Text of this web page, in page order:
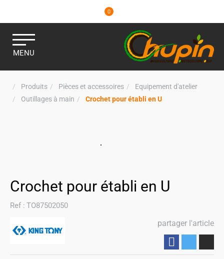
0
MENU
Produits Pièces et accessoires
Equipement d'atelier
Outillages à main
Crochet pour établi en U
Crochet pour établi en U
Ref : TO87502050
partager l'article